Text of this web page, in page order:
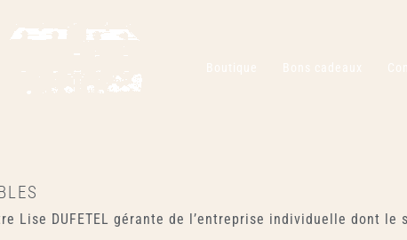
Boutique Bons cadeaux
Lise DUFETEL gérante de l’entreprise individuelle dont le